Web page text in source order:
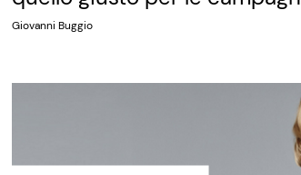
Giovanni Buggio